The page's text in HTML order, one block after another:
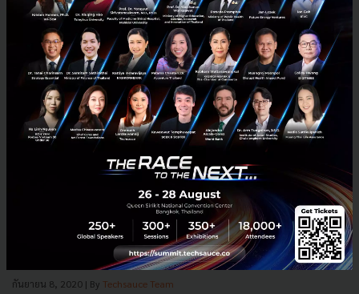
ธนาคารพาณิชย์ผนึกกำลังขานรับธปท. ช่วยลูกค้าภาคธุรกิจแบบ
นายผยง ศรีวณิช ประธานสมาคมธนาคารไทย เปิดเผยว่า ภาคธนาคาร
ตระหนักถึงความสำคัญและความจําเป็นเร่งด่วนในการให้ความช่วยเหลือ
ทางการเงินแก่ลูกค้าที่ได้รับผลกระทบจากสถานการณ์ทางเศรษฐกิจและ...
กันยายน 8, 2020 | By Techsauce Team